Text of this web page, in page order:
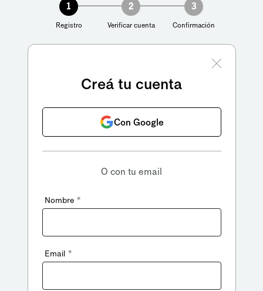
1
Registro
2
Verificar cuenta
3
Confirmación
Creá tu cuenta
Con Google
O con tu email
Nombre *
Email *